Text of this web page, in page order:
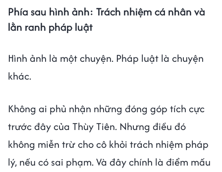
Phía sau hình ảnh: Trách nhiệm cá nhân và
lằn ranh pháp luật
Hình ảnh là một chuyện. Pháp luật là chuyện
khác.
Không ai phủ nhận những đóng góp tích cực
trước đây của Thùy Tiên. Nhưng điều đó
không miễn trừ cho cô khỏi trách nhiệm pháp
lý, nếu có sai phạm. Và đây chính là điểm mấu